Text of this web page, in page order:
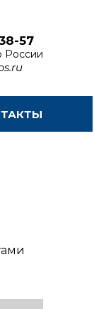
57
России